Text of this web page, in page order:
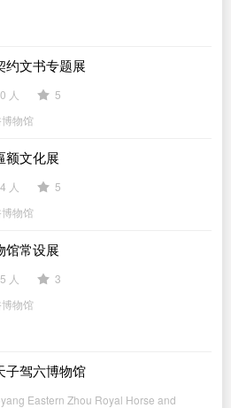
约文书专题展
人
5
物馆
额文化展
人
5
物馆
馆常设展
人
3
物馆
子驾六博物馆
Eastern Zhou Royal Horse and